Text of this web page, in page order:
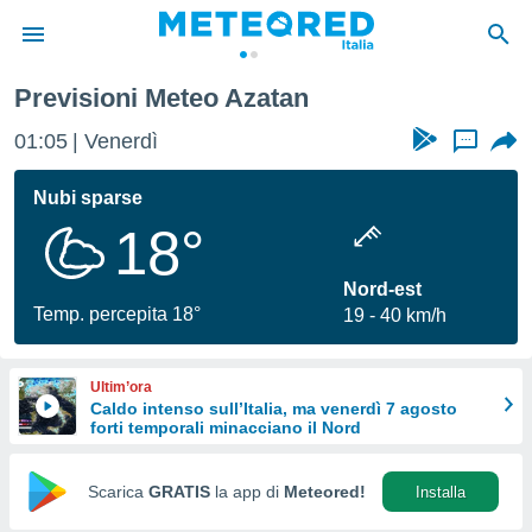
di
per
le
di
Web
Previsioni Meteo Azatan
01:05 Venerdì ...
Nubi sparse
18°
Temp. percepita 18°
Nord-est
19
40 km/h
Ultim’ora
Caldo intenso sull’Italia, ma venerdì 7 agosto
forti temporali minacciano il Nord
Scarica GRATIS la app di Meteored! Installa